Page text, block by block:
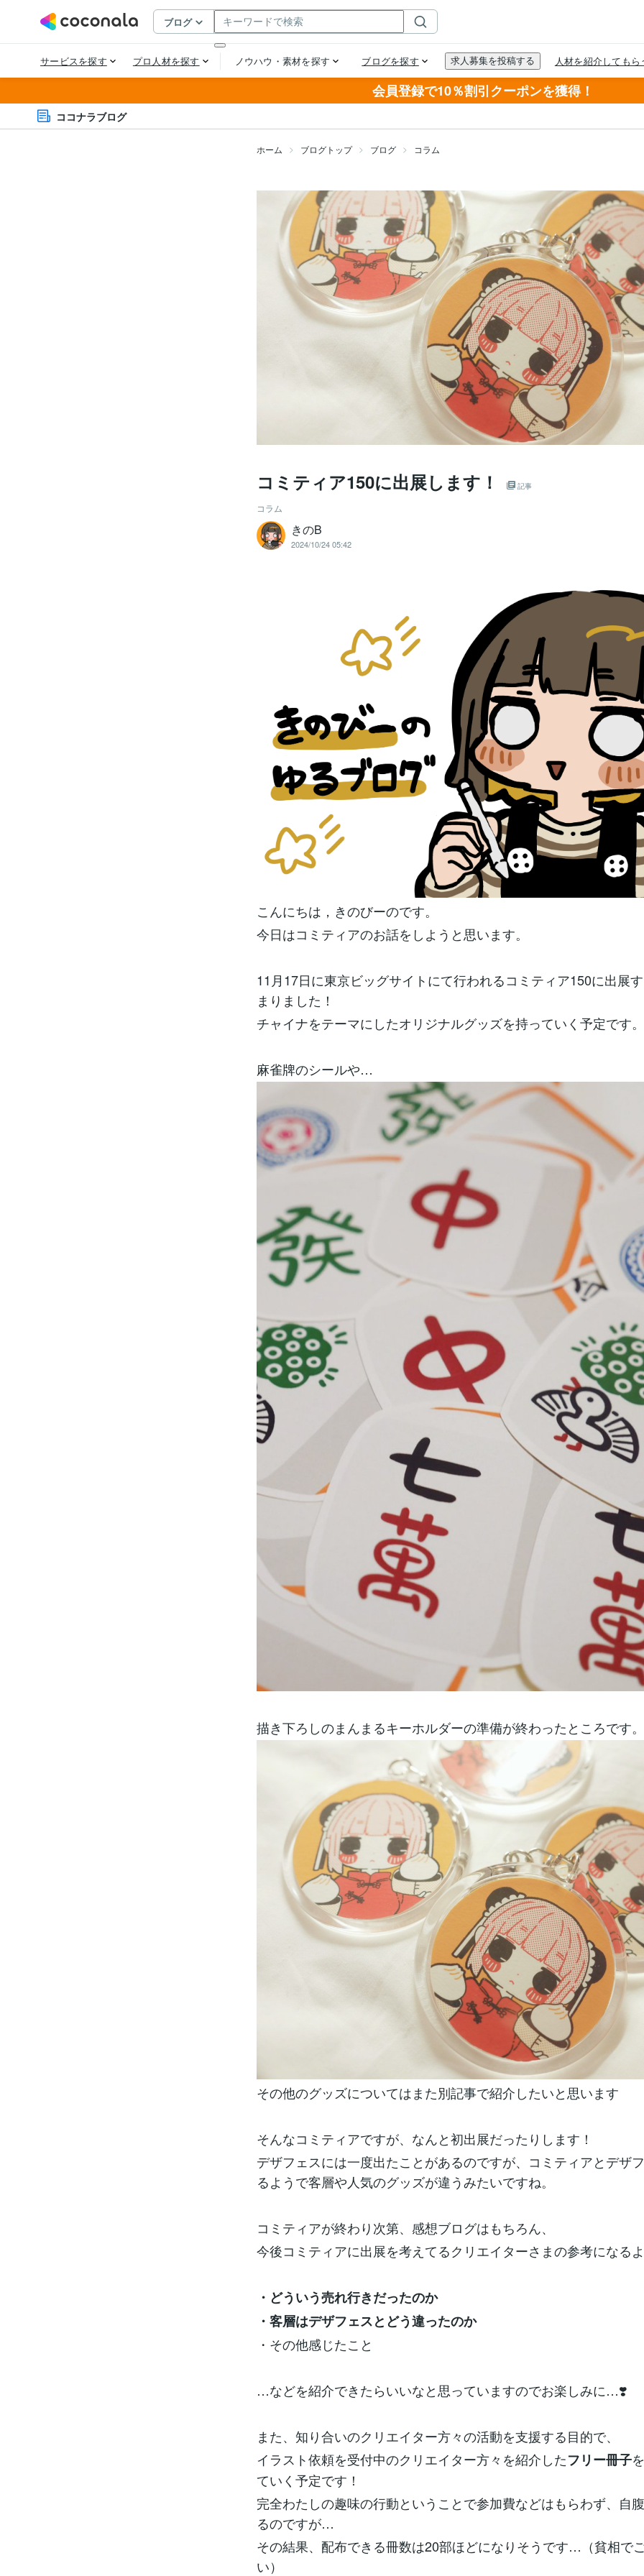
会員登録で10％割引クーポンを獲得！
ココナラブログ
ホーム ブログトップ ブログ コラム
コミティア150に出展します！ 記事
コラム
きのB
2024/10/24 05:42
こんにちは，きのびーのです。
今日はコミティアのお話をしようと思います。
11月17日に東京ビッグサイトにて行われるコミティア150に出展
まりました！
チャイナをテーマにしたオリジナルグッズを持っていく予定です。
麻雀牌のシールや…
描き下ろしのまんまるキーホルダーの準備が終わったところです。
その他のグッズについてはまた別記事で紹介したいと思います
そんなコミティアですが、なんと初出展だったりします！
デザフェスには一度出たことがあるのですが、コミティアとデザ
るようで客層や人気のグッズが違うみたいですね。
コミティアが終わり次第、感想ブログはもちろん、
今後コミティアに出展を考えてるクリエイターさまの参考になる
・どういう売れ行きだったのか
・客層はデザフェスとどう違ったのか
・その他感じたこと
…などを紹介できたらいいなと思っていますのでお楽しみに…❣️
また、知り合いのクリエイター方々の活動を支援する目的で、
イラスト依頼を受付中のクリエイター方々を紹介したフリー冊子
ていく予定です！
完全わたしの趣味の行動ということで参加費などはもらわず、自
るのですが…
その結果、配布できる冊数は20部ほどになりそうです…（貧相で
い）